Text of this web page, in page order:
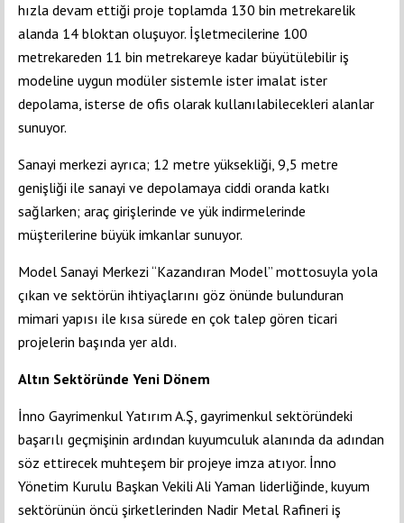
hızla devam ettiği proje toplamda 130 bin metrekarelik
alanda 14 bloktan oluşuyor. İşletmecilerine 100
metrekareden 11 bin metrekareye kadar büyütülebilir iş
modeline uygun modüler sistemle ister imalat ister
depolama, isterse de ofis olarak kullanılabilecekleri alanlar
sunuyor.
Sanayi merkezi ayrıca; 12 metre yüksekliği, 9,5 metre
genişliği ile sanayi ve depolamaya ciddi oranda katkı
sağlarken; araç girişlerinde ve yük indirmelerinde
müşterilerine büyük imkanlar sunuyor.
Model Sanayi Merkezi “Kazandıran Model” mottosuyla yola
çıkan ve sektörün ihtiyaçlarını göz önünde bulunduran
mimari yapısı ile kısa sürede en çok talep gören ticari
projelerin başında yer aldı.
Altın Sektöründe Yeni Dönem
İnno Gayrimenkul Yatırım A.Ş, gayrimenkul sektöründeki
başarılı geçmişinin ardından kuyumculuk alanında da adından
söz ettirecek muhteşem bir projeye imza atıyor. İnno
Yönetim Kurulu Başkan Vekili Ali Yaman liderliğinde, kuyum
sektörünün öncü şirketlerinden Nadir Metal Rafineri iş